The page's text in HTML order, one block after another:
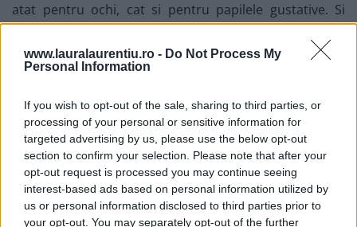
www.lauralaurentiu.ro - Do Not Process My
Personal Information
If you wish to opt-out of the sale, sharing to third parties, or
processing of your personal or sensitive information for
targeted advertising by us, please use the below opt-out
section to confirm your selection. Please note that after your
opt-out request is processed you may continue seeing
interest-based ads based on personal information utilized by
us or personal information disclosed to third parties prior to
your opt-out. You may separately opt-out of the further
atat pentru ochi, cat si pentru papilele gustative. Si